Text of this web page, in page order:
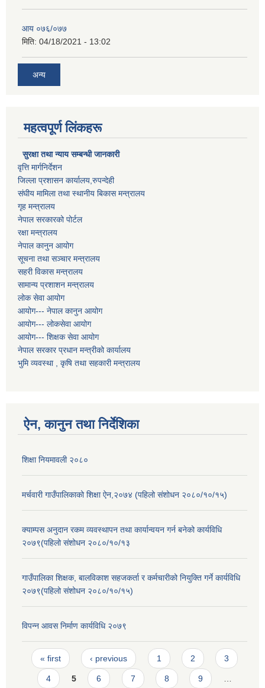
आय ०७६/०७७
मिति: 04/18/2021 - 13:02
अन्य
महत्वपूर्ण लिंकहरू
सुरक्षा तथा न्याय सम्बन्धी जानकारी
वृत्ति मार्गनिर्देशन
जिल्ला प्रशासन कार्यालय,रुपन्देही
संघीय मामिला तथा स्थानीय बिकास मन्त्रालय
गृह मन्त्रालय
नेपाल सरकारको पोर्टल
रक्षा मन्त्रालय
नेपाल कानुन आयोग
सूचना तथा सञ्चार मन्त्रालय
सहरी विकास मन्त्रालय
सामान्य प्रशाशन मन्त्रालय
लोक सेवा आयोग
आयोग--- नेपाल कानुन आयोग
आयोग--- लोकसेवा आयोग
आयोग--- शिक्षक सेवा आयोग
नेपाल सरकार प्रधान मन्त्रीको कार्यालय
भुमि व्यवस्था , कृषि तथा सहकारी मन्त्रालय
ऐन, कानुन तथा निर्देशिका
शिक्षा नियमावली २०८०
मर्चवारी गाउँपालिकाको शिक्षा ऐन,२०७४ (पहिलो संशोधन २०८०/१०/१५)
क्याम्पस अनुदान रकम व्यवस्थापन तथा कार्यान्वयन गर्न बनेको कार्यविधि
२०७९(पहिलो संशोधन २०८०/१०/१३
गाउँपालिका शिक्षक, बालविकाश सहजकर्ता र कर्मचारीको नियुक्ति गर्ने कार्यविधि
२०७९(पहिलो संशोधन २०८०/१०/१५)
विपन्न आवस निर्माण कार्यविधि २०७९
Pages
« first ‹ previous 1 2 3
4 5 6 7 8 9